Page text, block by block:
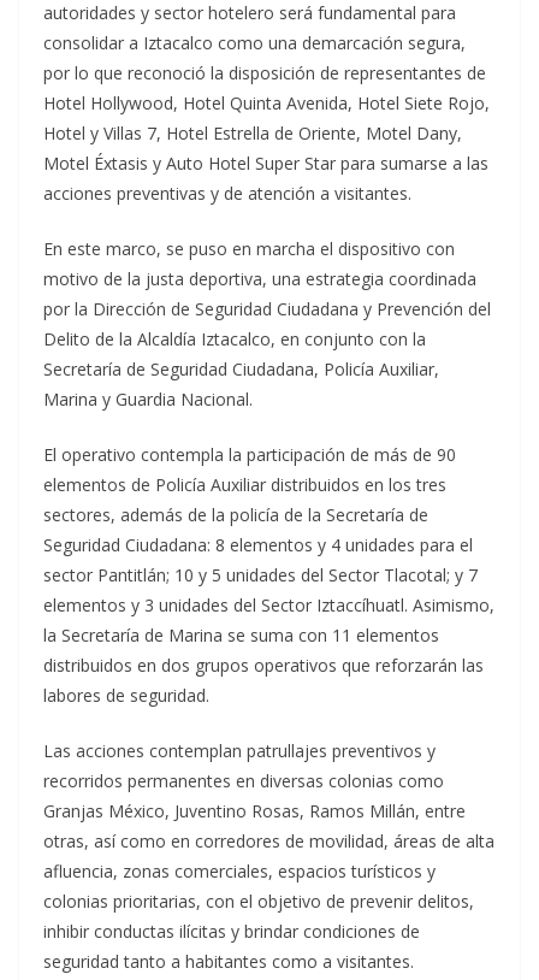
autoridades y sector hotelero será fundamental para
consolidar a Iztacalco como una demarcación segura,
por lo que reconoció la disposición de representantes de
Hotel Hollywood, Hotel Quinta Avenida, Hotel Siete Rojo,
Hotel y Villas 7, Hotel Estrella de Oriente, Motel Dany,
Motel Éxtasis y Auto Hotel Super Star para sumarse a las
acciones preventivas y de atención a visitantes.
En este marco, se puso en marcha el dispositivo con
motivo de la justa deportiva, una estrategia coordinada
por la Dirección de Seguridad Ciudadana y Prevención del
Delito de la Alcaldía Iztacalco, en conjunto con la
Secretaría de Seguridad Ciudadana, Policía Auxiliar,
Marina y Guardia Nacional.
El operativo contempla la participación de más de 90
elementos de Policía Auxiliar distribuidos en los tres
sectores, además de la policía de la Secretaría de
Seguridad Ciudadana: 8 elementos y 4 unidades para el
sector Pantitlán; 10 y 5 unidades del Sector Tlacotal; y 7
elementos y 3 unidades del Sector Iztaccíhuatl. Asimismo,
la Secretaría de Marina se suma con 11 elementos
distribuidos en dos grupos operativos que reforzarán las
labores de seguridad.
Las acciones contemplan patrullajes preventivos y
recorridos permanentes en diversas colonias como
Granjas México, Juventino Rosas, Ramos Millán, entre
otras, así como en corredores de movilidad, áreas de alta
afluencia, zonas comerciales, espacios turísticos y
colonias prioritarias, con el objetivo de prevenir delitos,
inhibir conductas ilícitas y brindar condiciones de
seguridad tanto a habitantes como a visitantes.